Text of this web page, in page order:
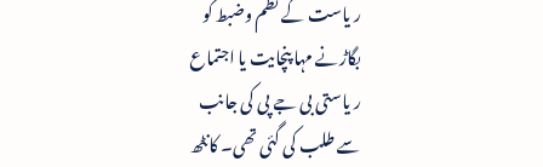
ریاست کے نظم وضبط کو
بگاڑنے مہا پنچایت یا اجتماع
ریاستی بی جے پی کی جانب
سے طلب کی گئی تھی۔ کانٹھ